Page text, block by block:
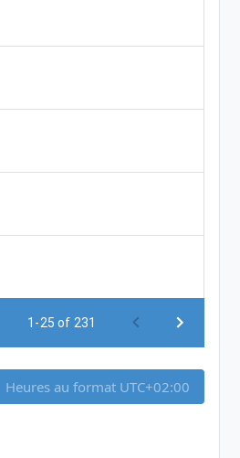
1-25 of 231
Heures au format UTC+02:00